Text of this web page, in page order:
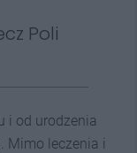
Poli
i od urodzenia
Mimo leczenia i